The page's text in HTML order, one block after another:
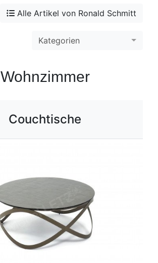
Alle Artikel von Ronald Schmitt
Kategorien
Wohnzimmer
Couchtische